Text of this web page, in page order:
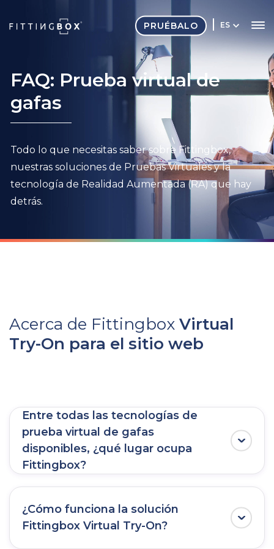
ES
PRUÉBALO
FAQ: Prueba virtual de
gafas
Todo lo que necesitas saber sobre Fittingbox,
nuestras soluciones de Pruebas Virtuales y la
tecnología de Realidad Aumentada (RA) que hay
detrás.
Acerca de Fittingbox Virtual
Try-On para el sitio web
Entre todas las tecnologías de
prueba virtual de gafas
disponibles, ¿qué lugar ocupa
Fittingbox?
a más de 4.000 clientes en todo el mundo y
10 millones de usuarios cada mes. Respaldada
¿Cómo funciona la solución
Fittingbox Virtual Try-On?